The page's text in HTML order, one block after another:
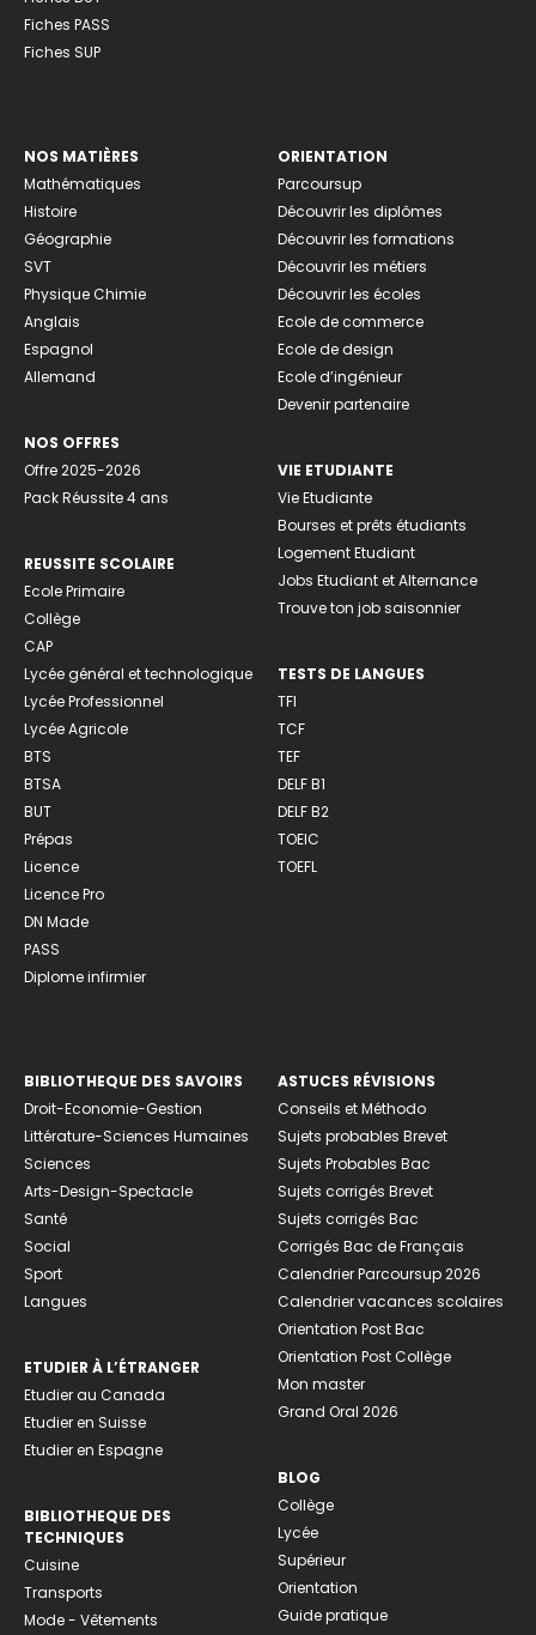
Fiches PASS
Fiches SUP
NOS MATIÈRES
Mathématiques
Histoire
Géographie
SVT
Physique Chimie
Anglais
Espagnol
Allemand
NOS OFFRES
Offre 2025-2026
Pack Réussite 4 ans
REUSSITE SCOLAIRE
Ecole Primaire
Collège
CAP
Lycée général et technologique
Lycée Professionnel
Lycée Agricole
BTS
BTSA
BUT
Prépas
Licence
Licence Pro
DN Made
PASS
Diplome infirmier
ORIENTATION
Parcoursup
Découvrir les diplômes
Découvrir les formations
Découvrir les métiers
Découvrir les écoles
Ecole de commerce
Ecole de design
Ecole d’ingénieur
Devenir partenaire
VIE ETUDIANTE
Vie Etudiante
Bourses et prêts étudiants
Logement Etudiant
Jobs Etudiant et Alternance
Trouve ton job saisonnier
TESTS DE LANGUES
TFI
TCF
TEF
DELF B1
DELF B2
TOEIC
TOEFL
BIBLIOTHEQUE DES SAVOIRS
Droit-Economie-Gestion
Littérature-Sciences Humaines
Sciences
Arts-Design-Spectacle
Santé
Social
Sport
Langues
ETUDIER À L’ÉTRANGER
Etudier au Canada
Etudier en Suisse
Etudier en Espagne
BIBLIOTHEQUE DES
TECHNIQUES
Cuisine
Transports
Mode - Vêtements
ASTUCES RÉVISIONS
Conseils et Méthodo
Sujets probables Brevet
Sujets Probables Bac
Sujets corrigés Brevet
Sujets corrigés Bac
Corrigés Bac de Français
Calendrier Parcoursup 2026
Calendrier vacances scolaires
Orientation Post Bac
Orientation Post Collège
Mon master
Grand Oral 2026
BLOG
Collège
Lycée
Supérieur
Orientation
Guide pratique